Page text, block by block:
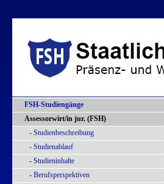
FSH-Studiengänge
Assessorwirt/in jur. (FSH)
- Studienbeschreibung
- Studienablauf
- Studieninhalte
- Berufsperspektiven